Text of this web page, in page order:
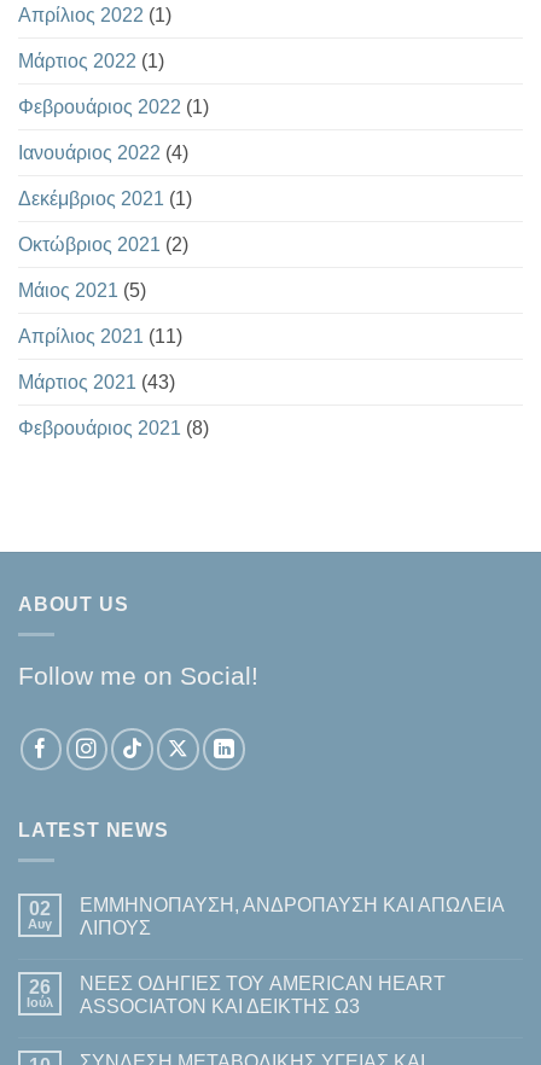
Απρίλιος 2022 (1)
Μάρτιος 2022 (1)
Φεβρουάριος 2022 (1)
Ιανουάριος 2022 (4)
Δεκέμβριος 2021 (1)
Οκτώβριος 2021 (2)
Μάιος 2021 (5)
Απρίλιος 2021 (11)
Μάρτιος 2021 (43)
Φεβρουάριος 2021 (8)
ABOUT US
Follow me on Social!
LATEST NEWS
02
Αυγ
ΕΜΜΗΝΟΠΑΥΣΗ, ΑΝΔΡΟΠΑΥΣΗ ΚΑΙ ΑΠΩΛΕΙΑ
ΛΙΠΟΥΣ
σχόλια
στο
ΕΜΜΗΝΟΠΑΥΣΗ,
ΑΠΩΛΕΙΑ
26
Ιούλ
ΝΕΕΣ ΟΔΗΓΙΕΣ ΤΟΥ AMERICAN HEART
ASSOCIATON ΚΑΙ ΔΕΙΚΤΗΣ Ω3